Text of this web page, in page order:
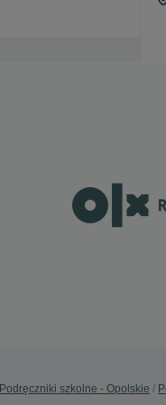
Podręczniki szkolne - Opolskie